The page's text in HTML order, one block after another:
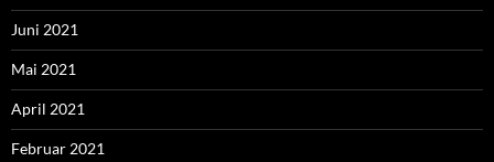
Juni 2021
Mai 2021
April 2021
Februar 2021